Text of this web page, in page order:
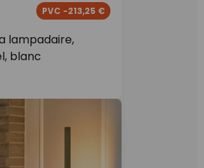
lampadaire,
blanc
PVC -213,25 €